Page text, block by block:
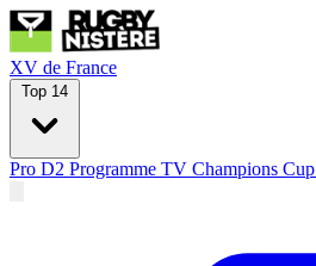
XV de France
Top 14
Pro D2 Programme TV Champions Cup